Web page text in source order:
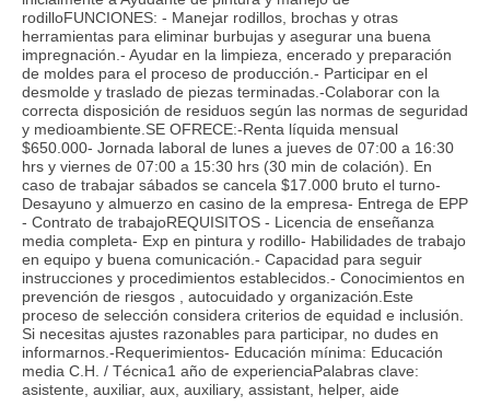
rodilloFUNCIONES: - Manejar rodillos, brochas y otras
herramientas para eliminar burbujas y asegurar una buena
impregnación.- Ayudar en la limpieza, encerado y preparación
de moldes para el proceso de producción.- Participar en el
desmolde y traslado de piezas terminadas.-Colaborar con la
correcta disposición de residuos según las normas de seguridad
y medioambiente.SE OFRECE:-Renta líquida mensual
$650.000- Jornada laboral de lunes a jueves de 07:00 a 16:30
hrs y viernes de 07:00 a 15:30 hrs (30 min de colación). En
caso de trabajar sábados se cancela $17.000 bruto el turno-
Desayuno y almuerzo en casino de la empresa- Entrega de EPP
- Contrato de trabajoREQUISITOS - Licencia de enseñanza
media completa- Exp en pintura y rodillo- Habilidades de trabajo
en equipo y buena comunicación.- Capacidad para seguir
instrucciones y procedimientos establecidos.- Conocimientos en
prevención de riesgos , autocuidado y organización.Este
proceso de selección considera criterios de equidad e inclusión.
Si necesitas ajustes razonables para participar, no dudes en
informarnos.-Requerimientos- Educación mínima: Educación
media C.H. / Técnica1 año de experienciaPalabras clave:
asistente, auxiliar, aux, auxiliary, assistant, helper, aide